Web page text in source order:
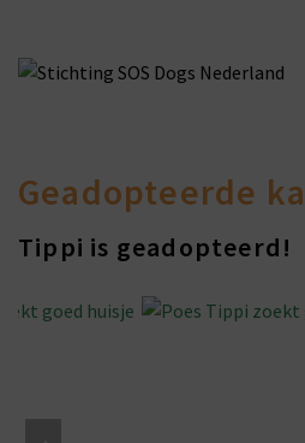
Geadopteerde
Tippi is geadopteerd!